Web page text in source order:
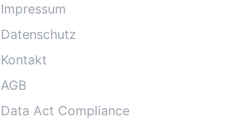
Impressum
Datenschutz
Kontakt
AGB
Data Act Compliance